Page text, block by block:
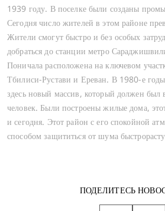
1939 году. В поселке были созданы
Сегодня число жителей в этом районе
Жители смогут быстро и без особых
добраться до станции метро
Поничала расположена на ключевом
Тбилиси-Рустави и Ереван. В 1980-е годы
здесь новый массив, который должен был
человек. Были построены жилые дома,
и сегодня. Этот район с его спокойной
способом защититься от шума
ПОДЕЛИТЕСЬ